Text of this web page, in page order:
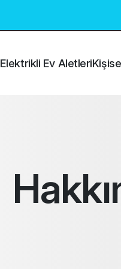
Elektrikli Ev Aletleri